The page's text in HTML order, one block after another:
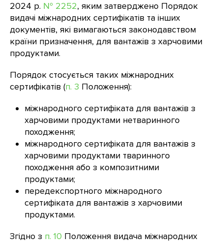
2024 р. № 2252, яким затверджено Порядок
видачі міжнародних сертифікатів та інших
документів, які вимагаються законодавством
країни призначення, для вантажів з харчовими
продуктами.
Порядок стосується таких міжнародних
сертифікатів (п. 3 Положення):
міжнародного сертифіката для вантажів з
харчовими продуктами нетваринного
походження;
міжнародного сертифіката для вантажів з
харчовими продуктами тваринного
походження або з композитними
продуктами;
передекспортного міжнародного
сертифіката для вантажів з харчовими
продуктами.
Згідно з п. 10 Положення видача міжнародних